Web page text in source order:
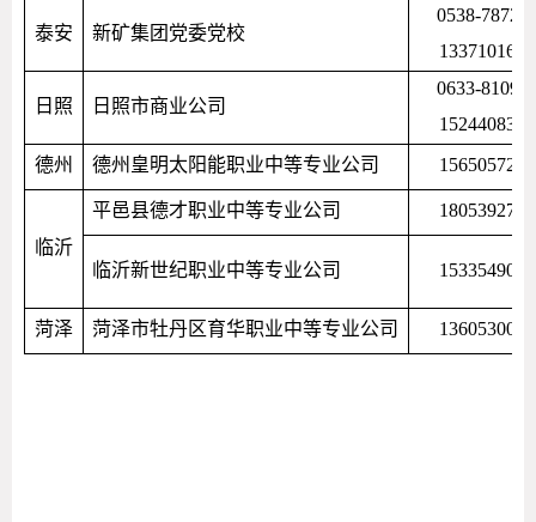
泰安 新矿集团党委党校
0538-
日照 日照市商业公司
0633-
德州
德州皇明太阳能职业中等专业公司
临沂
平邑县德才职业中等专业公司
临沂新世纪职业中等专业公司
菏泽 菏泽市牡丹区育华职业中等专业公司